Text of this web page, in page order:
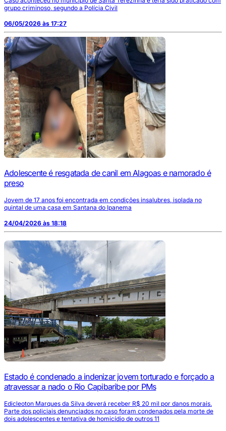
grupo criminoso, segundo a Polícia Civil
06/05/2026 às 17:27
Adolescente é resgatada de canil em Alagoas e namorado é
preso
Jovem de 17 anos foi encontrada em condições insalubres, isolada no
quintal de uma casa em Santana do Ipanema
24/04/2026 às 18:18
Estado é condenado a indenizar jovem torturado e forçado a
atravessar a nado o Rio Capibaribe por PMs
Edicleoton Marques da Silva deverá receber R$ 20 mil por danos morais.
Parte dos policiais denunciados no caso foram condenados pela morte de
dois adolescentes e tentativa de homicídio de outros 11